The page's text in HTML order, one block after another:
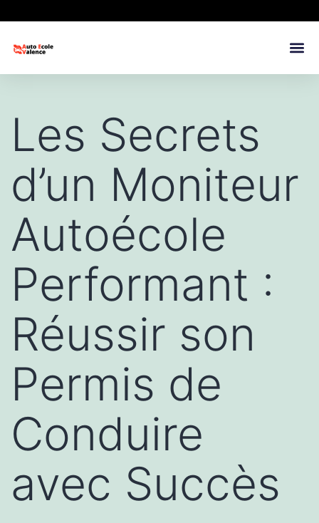
Les Secrets
d’un Moniteur
Autoécole
Performant :
Réussir son
Permis de
Conduire
avec Succès